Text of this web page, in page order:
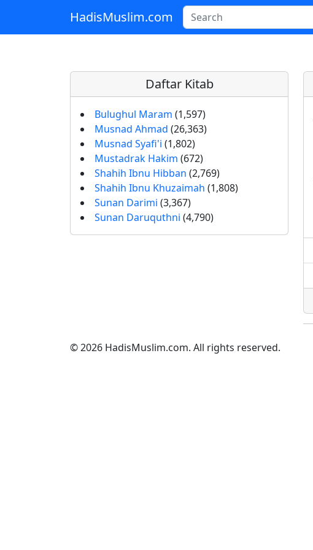
Skip to main contentHadisMuslim.com
Daftar Kitab
Bulughul Maram (1,597)
Musnad Ahmad (26,363)
Musnad Syafi'i (1,802)
Mustadrak Hakim (672)
Shahih Ibnu Hibban (2,769)
Shahih Ibnu Khuzaimah (1,808)
Sunan Darimi (3,367)
Sunan Daruquthni (4,790)
© 2026 HadisMuslim.com. All rights reserved.